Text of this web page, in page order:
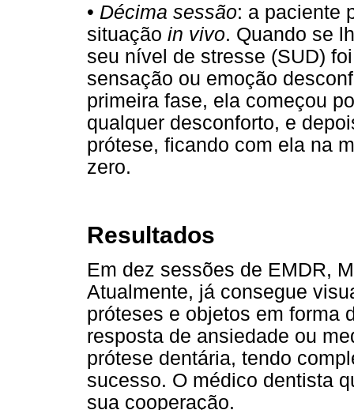
• Décima sessão: a paciente
situação in vivo. Quando se
seu nível de stresse (SUD)
sensação ou emoção
primeira fase, ela começou
qualquer desconforto, e
prótese, ficando com ela na
zero.
Resultados
Em dez sessões de EMDR,
Atualmente, já consegue
próteses e objetos em forma
resposta de ansiedade ou
prótese dentária, tendo
sucesso. O médico dentista
sua cooperação.